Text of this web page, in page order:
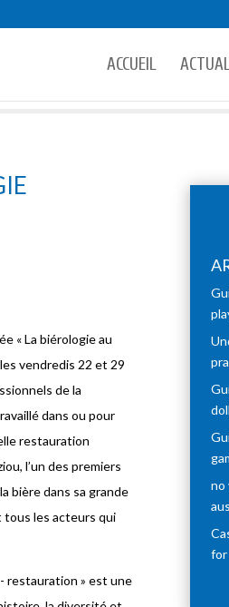
ACCUEIL
« La biérologie au
vendredis 22 et 29
de la
dans ou pour
restauration
l’un des premiers
bière dans sa grande
tous les acteurs qui
restauration » est une
no
for